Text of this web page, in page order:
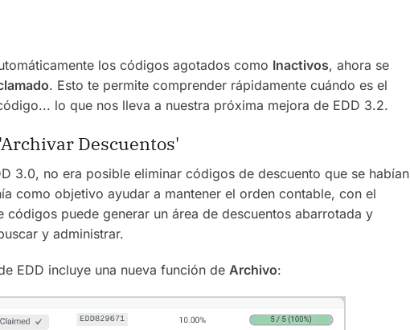
los códigos agotados como Inactivos, ahora se
. Esto te permite comprender rápidamente cuándo es el
lo que nos lleva a nuestra próxima mejora de EDD 3.2.
Descuentos'
3.0, no era posible eliminar códigos de descuento que se habían
como objetivo ayudar a mantener el orden contable, con el
códigos puede generar un área de descuentos abarrotada y
y administrar.
EDD incluye una nueva función de Archivo: